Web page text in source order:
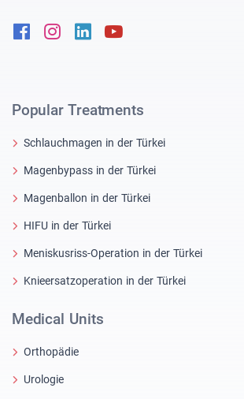
FacebookInstagram
Linkedin
Popular Treatments
Schlauchmagen in der Türkei
Magenbypass in der Türkei
Magenballon in der Türkei
HIFU in der Türkei
Meniskusriss-Operation in der Türkei
Knieersatzoperation in der Türkei
Medical Units
Orthopädie
Urologie